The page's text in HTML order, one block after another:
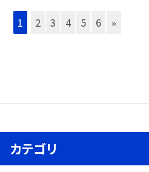
1 2 3 4 5 6 »
カテゴリ